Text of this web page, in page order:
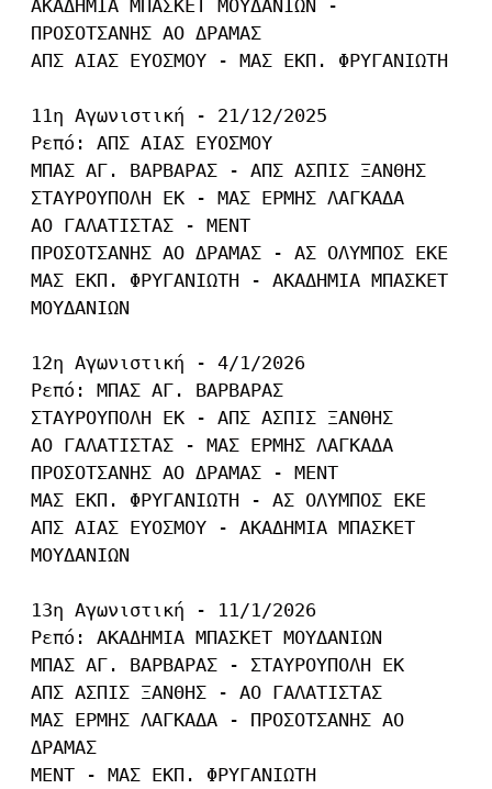
ΑΚΑΔΗΜΙΑ ΜΠΑΣΚΕΤ ΜΟΥΔΑΝΙΩΝ -
ΠΡΟΣΟΤΣΑΝΗΣ ΑΟ ΔΡΑΜΑΣ
ΑΠΣ ΑΙΑΣ ΕΥΟΣΜΟΥ - ΜΑΣ ΕΚΠ. ΦΡΥΓΑΝΙΩΤΗ
11η Αγωνιστική - 21/12/2025
Ρεπό: ΑΠΣ ΑΙΑΣ ΕΥΟΣΜΟΥ
ΜΠΑΣ ΑΓ. ΒΑΡΒΑΡΑΣ - ΑΠΣ ΑΣΠΙΣ ΞΑΝΘΗΣ
ΣΤΑΥΡΟΥΠΟΛΗ ΕΚ - ΜΑΣ ΕΡΜΗΣ ΛΑΓΚΑΔΑ
ΑΟ ΓΑΛΑΤΙΣΤΑΣ - ΜΕΝΤ
ΠΡΟΣΟΤΣΑΝΗΣ ΑΟ ΔΡΑΜΑΣ - ΑΣ ΟΛΥΜΠΟΣ ΕΚΕ
ΜΑΣ ΕΚΠ. ΦΡΥΓΑΝΙΩΤΗ - ΑΚΑΔΗΜΙΑ ΜΠΑΣΚΕΤ
ΜΟΥΔΑΝΙΩΝ
12η Αγωνιστική - 4/1/2026
Ρεπό: ΜΠΑΣ ΑΓ. ΒΑΡΒΑΡΑΣ
ΣΤΑΥΡΟΥΠΟΛΗ ΕΚ - ΑΠΣ ΑΣΠΙΣ ΞΑΝΘΗΣ
ΑΟ ΓΑΛΑΤΙΣΤΑΣ - ΜΑΣ ΕΡΜΗΣ ΛΑΓΚΑΔΑ
ΠΡΟΣΟΤΣΑΝΗΣ ΑΟ ΔΡΑΜΑΣ - ΜΕΝΤ
ΜΑΣ ΕΚΠ. ΦΡΥΓΑΝΙΩΤΗ - ΑΣ ΟΛΥΜΠΟΣ ΕΚΕ
ΑΠΣ ΑΙΑΣ ΕΥΟΣΜΟΥ - ΑΚΑΔΗΜΙΑ ΜΠΑΣΚΕΤ
ΜΟΥΔΑΝΙΩΝ
13η Αγωνιστική - 11/1/2026
Ρεπό: ΑΚΑΔΗΜΙΑ ΜΠΑΣΚΕΤ ΜΟΥΔΑΝΙΩΝ
ΜΠΑΣ ΑΓ. ΒΑΡΒΑΡΑΣ - ΣΤΑΥΡΟΥΠΟΛΗ ΕΚ
ΑΠΣ ΑΣΠΙΣ ΞΑΝΘΗΣ - ΑΟ ΓΑΛΑΤΙΣΤΑΣ
ΜΑΣ ΕΡΜΗΣ ΛΑΓΚΑΔΑ - ΠΡΟΣΟΤΣΑΝΗΣ ΑΟ
ΔΡΑΜΑΣ
ΜΕΝΤ - ΜΑΣ ΕΚΠ. ΦΡΥΓΑΝΙΩΤΗ